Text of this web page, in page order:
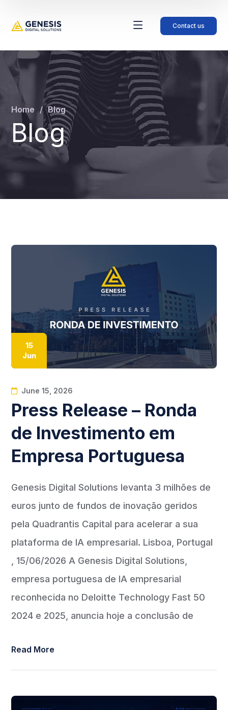
Contact us
Blog
Home Blog
15
Jun
June 15, 2026
Press Release – Ronda
de Investimento em
Empresa Portuguesa
Genesis Digital Solutions levanta 3 milhões de
euros junto de fundos de inovação geridos
pela Quadrantis Capital para acelerar a sua
plataforma de IA empresarial. Lisboa, Portugal
, 15/06/2026 A Genesis Digital Solutions,
empresa portuguesa de IA empresarial
reconhecida no Deloitte Technology Fast 50
2024 e 2025, anuncia hoje a conclusão de
Read More